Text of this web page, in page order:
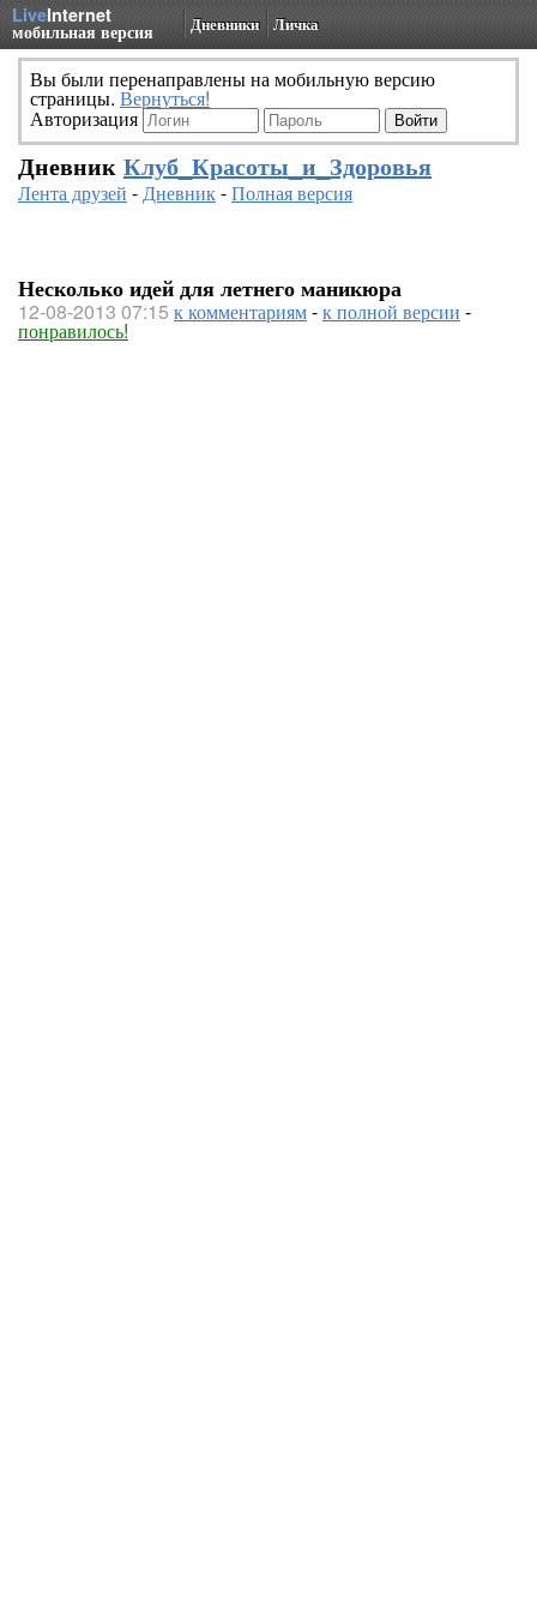
LiveInternet
мобильная версия Дневники Личка
Вы были перенаправлены на мобильную версию
страницы. Вернуться!
Авторизация
Дневник Клуб_Красоты_и_Здоровья
Лента друзей -Дневник-Полная версия
Несколько идей для летнего маникюра
12-08-2013 07:15 к комментариям-к полной версии -
понравилось!